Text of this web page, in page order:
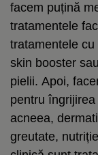
facem puțină
tratamentele
tratamentele
skin booster
pielii. Apoi,
pentru
acneea,
greutate,